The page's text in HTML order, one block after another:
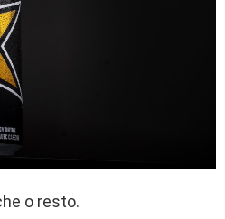
o resto.